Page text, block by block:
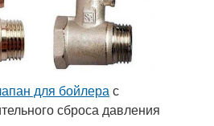
для бойлерас
сброса давления